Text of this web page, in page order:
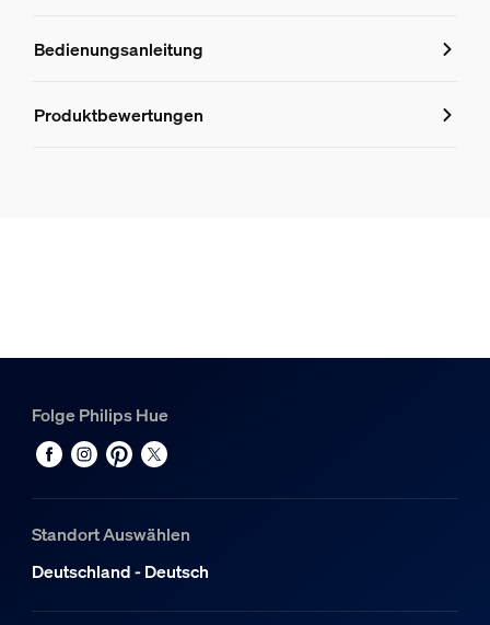
8719514871991
Produktinformationen
Bedienungsanleitung
Produktbewertungen
Folge Philips Hue
Standort Auswählen
Deutschland - Deutsch